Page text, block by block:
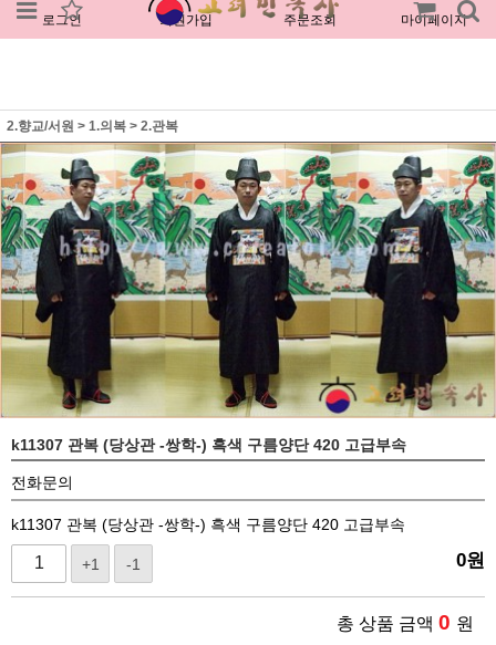
로그인 회원가입 주문조회 마이페이지
2.향교/서원 > 1.의복 > 2.관복
k11307 관복 (당상관 -쌍학-) 흑색 구름양단 420 고급부속
전화문의
k11307 관복 (당상관 -쌍학-) 흑색 구름양단 420 고급부속
+1 -1 0원
총 상품 금액 0 원